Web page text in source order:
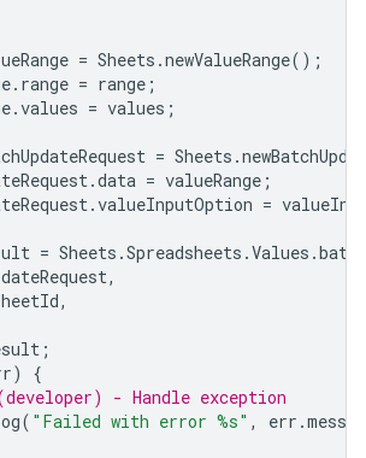
= Sheets .newValueRange();
. range = range ;
.values = values ;
= Sheets .
.data = valueRange ;
.valueInputOption =
= Sheets .Spreadsheets .Values .
,
,
;
)
{
- Handle exception
( "Failed with error %s" , err .